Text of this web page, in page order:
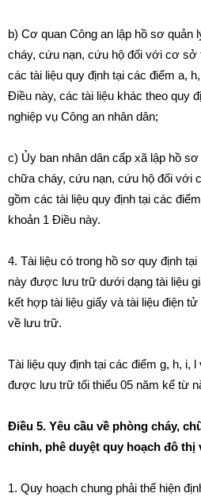
b) Cơ quan Công an lập hồ sơ quản
cháy, cứu nạn, cứu hộ đối với cơ sở
các tài liệu quy định tại các điểm a,
Điều này, các tài liệu khác theo quy
nghiệp vụ Công an nhân dân;
c) Ủy ban nhân dân cấp xã lập hồ
chữa cháy, cứu nạn, cứu hộ đối với
gồm các tài liệu quy định tại các
khoản 1 Điều này.
4. Tài liệu có trong hồ sơ quy định
này được lưu trữ dưới dạng tài liệu
kết hợp tài liệu giấy và tài liệu điện
về lưu trữ.
Tài liệu quy định tại các điểm g, h, i,
được lưu trữ tối thiểu 05 năm kể từ
Điều 5. Yêu cầu về phòng cháy,
chỉnh, phê duyệt quy hoạch đô thị
1. Quy hoạch chung phải thể hiện